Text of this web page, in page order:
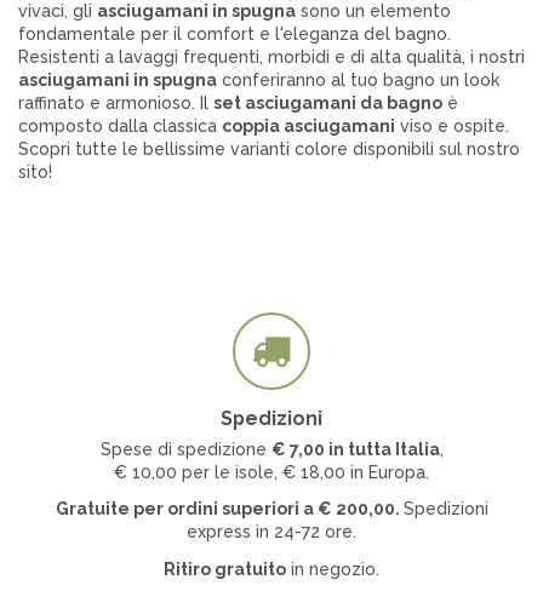
vivaci, gli asciugamani in spugna sono un elemento
fondamentale per il comfort e l'eleganza del bagno.
Resistenti a lavaggi frequenti, morbidi e di alta qualità, i nostri
asciugamani in spugna conferiranno al tuo bagno un look
raffinato e armonioso. Il set asciugamani da bagno è
composto dalla classica coppia asciugamani viso e ospite.
Scopri tutte le bellissime varianti colore disponibili sul nostro
sito!
Spedizioni
Spese di spedizione € 7,00 in tutta Italia,
€ 10,00 per le isole, € 18,00 in Europa.
Gratuite per ordini superiori a € 200,00. Spedizioni
express in 24-72 ore.
Ritiro gratuito in negozio.